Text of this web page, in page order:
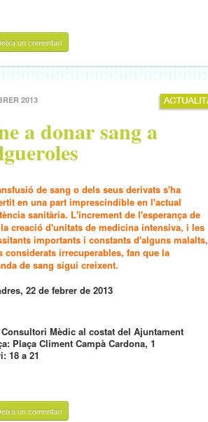
un comentari
2013
a donar sang a
de sang o dels seus derivats s'ha
en una part imprescindible en l'actual
sanitària. L'increment de l'esperança de
creació d'unitats de medicina intensiva, i les
importants i constants d'alguns malalts,
considerats irrecuperables, fan que la
de sang sigui creixent.
22 de febrer de 2013
Mèdic al costat del Ajuntament
Plaça Climent Campà Cardona, 1
18 a 21
un comentari